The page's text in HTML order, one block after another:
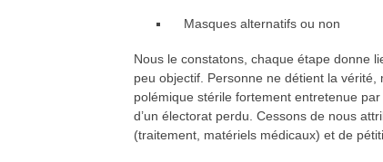
Masques alternatifs ou non
Nous le constatons, chaque étape donne
peu objectif. Personne ne détient la
polémique stérile fortement entretenue
d’un électorat perdu. Cessons de nous
(traitement, matériels médicaux) et de